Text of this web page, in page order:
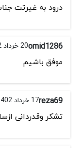
درود به غیرتت
omid128620 خرداد 1402 - 19:09
موفق باشیم
reza6917 خرداد 1402 - 00:04
تشکر وقدردانی